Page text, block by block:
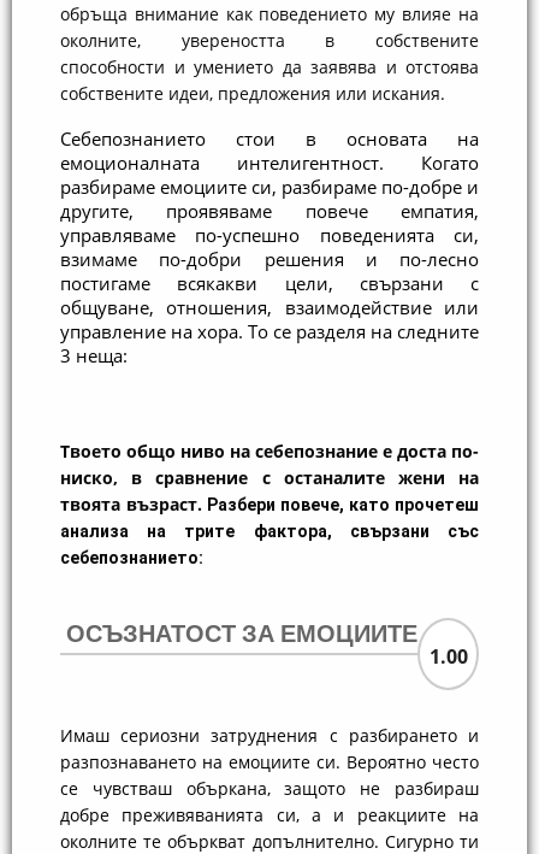
обръща внимание как поведението му влияе на
околните, увереността в собствените
способности и умението да заявява и отстоява
собствените идеи, предложения или искания.
Себепознанието стои в основата на
емоционалната интелигентност. Когато
разбираме емоциите си, разбираме по-добре и
другите, проявяваме повече емпатия,
управляваме по-успешно поведенията си,
взимаме по-добри решения и по-лесно
постигаме всякакви цели, свързани с
общуване, отношения, взаимодействие или
управление на хора. То се разделя на следните
3 неща:
Твоето общо ниво на себепознание е доста по-
ниско, в сравнение с останалите жени на
твоята възраст. Разбери повече, като прочетеш
анализа на трите фактора, свързани със
себепознанието:
ОСЪЗНАТОСТ ЗА ЕМОЦИИТЕ
1.00
Имаш сериозни затруднения с разбирането и
разпознаването на емоциите си. Вероятно често
се чувстваш объркана, защото не разбираш
добре преживяванията си, а и реакциите на
околните те объркват допълнително. Сигурно ти